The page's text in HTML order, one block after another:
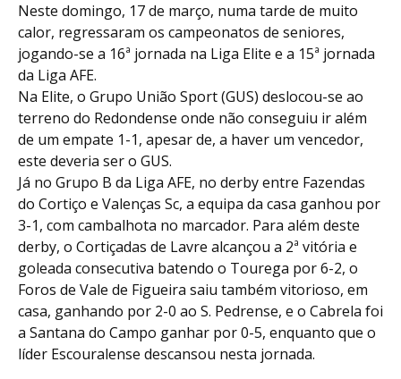
Neste domingo, 17 de março, numa tarde de muito
calor, regressaram os campeonatos de seniores,
jogando-se a 16ª jornada na Liga Elite e a 15ª jornada
da Liga AFE.
Na Elite, o Grupo União Sport (GUS) deslocou-se ao
terreno do Redondense onde não conseguiu ir além
de um empate 1-1, apesar de, a haver um vencedor,
este deveria ser o GUS.
Já no Grupo B da Liga AFE, no derby entre Fazendas
do Cortiço e Valenças Sc, a equipa da casa ganhou por
3-1, com cambalhota no marcador. Para além deste
derby, o Cortiçadas de Lavre alcançou a 2ª vitória e
goleada consecutiva batendo o Tourega por 6-2, o
Foros de Vale de Figueira saiu também vitorioso, em
casa, ganhando por 2-0 ao S. Pedrense, e o Cabrela foi
a Santana do Campo ganhar por 0-5, enquanto que o
líder Escouralense descansou nesta jornada.